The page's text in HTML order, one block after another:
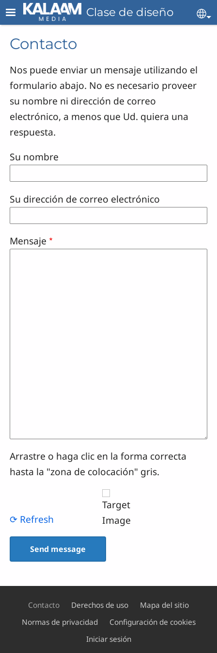
Skip to main contentClase de diseño
Contacto
Nos puede enviar un mensaje utilizando el
formulario abajo. No es necesario proveer
su nombre ni dirección de correo
electrónico, a menos que Ud. quiera una
respuesta.
Su nombre
Su dirección de correo electrónico
Mensaje
Arrastre o haga clic en la forma correcta
hasta la "zona de colocación" gris.
⟳ Refresh
Footer
Contacto Derechos de uso
Mapa del sitio
Normas de privacidad
Configuración de cookies
Iniciar sesión